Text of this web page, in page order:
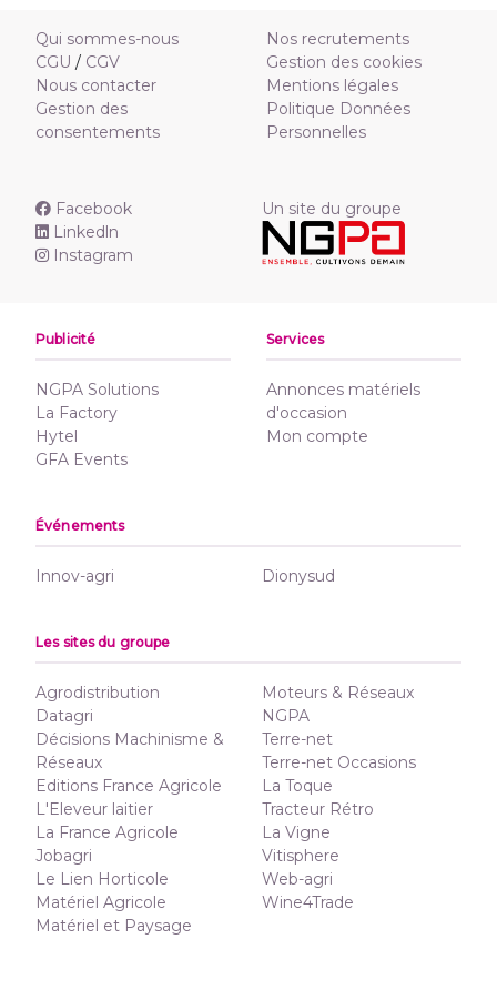
Qui sommes-nous
CGU / CGV
Nous contacter
Gestion des
consentements
Nos recrutements
Gestion des cookies
Mentions légales
Politique Données
Personnelles
Facebook
Linkedln
Instagram
Un site du groupe
Publicité
NGPA Solutions
La Factory
Hytel
GFA Events
Services
Annonces matériels
d'occasion
Mon compte
Événements
Innov-agri Dionysud
Les sites du groupe
Agrodistribution
Datagri
Décisions Machinisme &
Réseaux
Editions France Agricole
L'Eleveur laitier
La France Agricole
Jobagri
Le Lien Horticole
Matériel Agricole
Matériel et Paysage
Moteurs & Réseaux
NGPA
Terre-net
Terre-net Occasions
La Toque
Tracteur Rétro
La Vigne
Vitisphere
Web-agri
Wine4Trade